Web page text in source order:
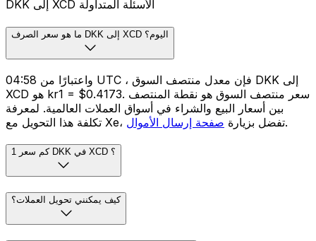
DKK إلى XCD الأسئلة المتداولة
ما هو سعر الصرف DKK إلى XCD اليوم؟
واعتبارًا من 04:58 UTC ، فإن معدل منتصف السوق DKK إلى
XCD هو kr1 = $0.4173. سعر منتصف السوق هو نقطة المنتصف
بين أسعار البيع والشراء في أسواق العملات العالمية. لمعرفة
تكلفة هذا التحويل مع Xe، تفضل بزيارة صفحة إرسال الأموال .
كم سعر 1 DKK في XCD ؟
كيف يمكنني تحويل العملات؟